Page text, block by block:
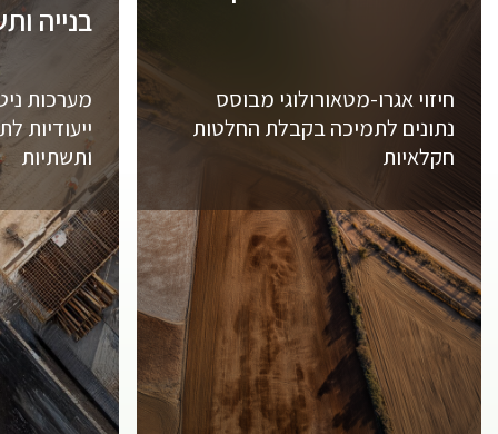
חיזוי אגרו-מטאורולוגי מבוסס
נתונים לתמיכה בקבלת החלטות
חקלאיות
בנייה
מערכות
ייעודיות
ותשתיות